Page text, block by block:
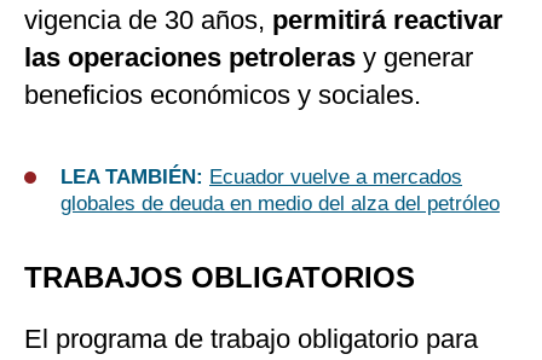
vigencia de 30 años, permitirá reactivar
las operaciones petroleras y generar
beneficios económicos y sociales.
LEA TAMBIÉN: Ecuador vuelve a mercados
globales de deuda en medio del alza del petróleo
TRABAJOS OBLIGATORIOS
El programa de trabajo obligatorio para